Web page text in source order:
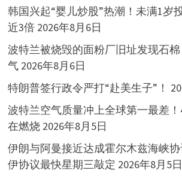
韩国兴起“婴儿炒股”热潮！未满1岁
近3倍 2026年8月6日
波特兰被烧毁的面粉厂旧址发现石
气 2026年8月6日
特朗普签行政令严打“赴美生子”！
波特兰空气质量冲上全球第一最差
在燃烧 2026年8月5日
伊朗与阿曼接近达成霍尔木兹海峡
伊协议最快星期三敲定 2026年8月5日